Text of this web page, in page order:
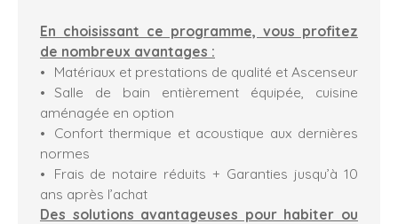
En choisissant ce programme, vous profitez
de nombreux avantages :
Matériaux et prestations de qualité et Ascenseur
Salle de bain entièrement équipée, cuisine
aménagée en option
Confort thermique et acoustique aux dernières
normes
Frais de notaire réduits + Garanties jusqu’à 10
ans après l’achat
Des solutions avantageuses pour habiter ou